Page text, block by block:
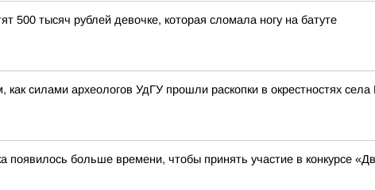
500 тысяч рублей девочке, которая сломала ногу на батуте
как силами археологов УдГУ прошли раскопки в окрестностях
появилось больше времени, чтобы принять участие в конкурсе